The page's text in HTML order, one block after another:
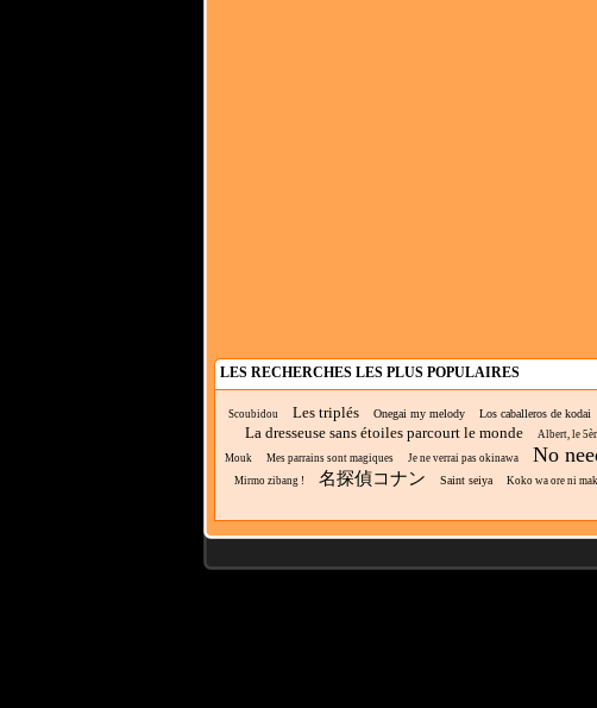
LES RECHERCHES LES PLUS POPULAIRES
Scoubidou Les triplés Onegai my melody Los caballeros de kodai
La dresseuse sans étoiles parcourt le monde Albert, le
Mouk Mes parrains sont magiques Je ne verrai pas okinawa No
Mirmo zibang !
名探偵コナン Saint seiya Koko wa ore ni